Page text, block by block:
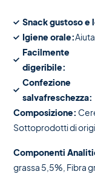
Snack gustoso e
Igiene orale:
Facilmente
digeribile:
Confezione
salvafreschezza:
Composizione:
Sottoprodotti di
Componenti
grassa 5,5%, Fibra